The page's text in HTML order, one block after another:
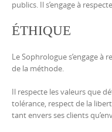
publics. Il s’engage à
ÉTHIQUE
Le Sophrologue s’engage à
de la méthode.
Il respecte les valeurs que
tolérance, respect de la
tant envers ses clients